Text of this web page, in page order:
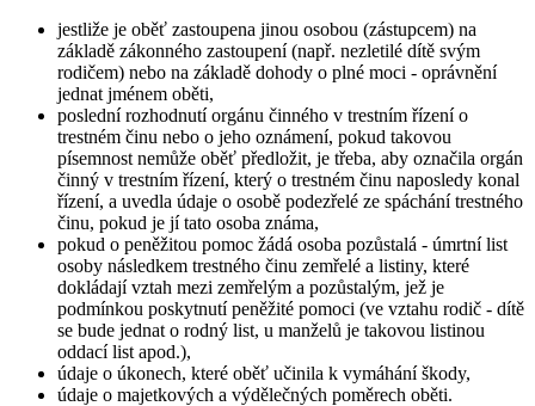
jestliže je oběť zastoupena jinou osobou (zástupcem) na
základě zákonného zastoupení (např. nezletilé dítě svým
rodičem) nebo na základě dohody o plné moci - oprávnění
jednat jménem oběti,
poslední rozhodnutí orgánu činného v trestním řízení o
trestném činu nebo o jeho oznámení, pokud takovou
písemnost nemůže oběť předložit, je třeba, aby označila orgán
činný v trestním řízení, který o trestném činu naposledy konal
řízení, a uvedla údaje o osobě podezřelé ze spáchání trestného
činu, pokud je jí tato osoba známa,
pokud o peněžitou pomoc žádá osoba pozůstalá - úmrtní list
osoby následkem trestného činu zemřelé a listiny, které
dokládají vztah mezi zemřelým a pozůstalým, jež je
podmínkou poskytnutí peněžité pomoci (ve vztahu rodič - dítě
se bude jednat o rodný list, u manželů je takovou listinou
oddací list apod.),
údaje o úkonech, které oběť učinila k vymáhání škody,
údaje o majetkových a výdělečných poměrech oběti.